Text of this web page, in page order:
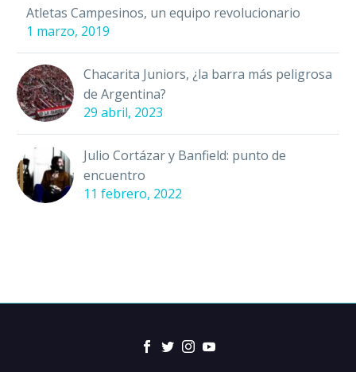
Atletas Campesinos, un equipo revolucionario
1 marzo, 2019
Chacarita Juniors, ¿la barra más peligrosa
de Argentina?
29 abril, 2023
Julio Cortázar y Banfield: punto de
encuentro
11 febrero, 2022